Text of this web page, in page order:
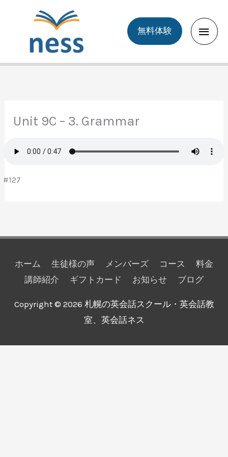
Main
無料体験
Unit 9C – 3. Grammar
#127
ホーム 生徒様の声 メンバーズ コース
料金
講師紹介
ギフトカード お知らせ ブログ
Copyright © 2026 札幌の英会話スクール・英会話教
室、英会話ネス